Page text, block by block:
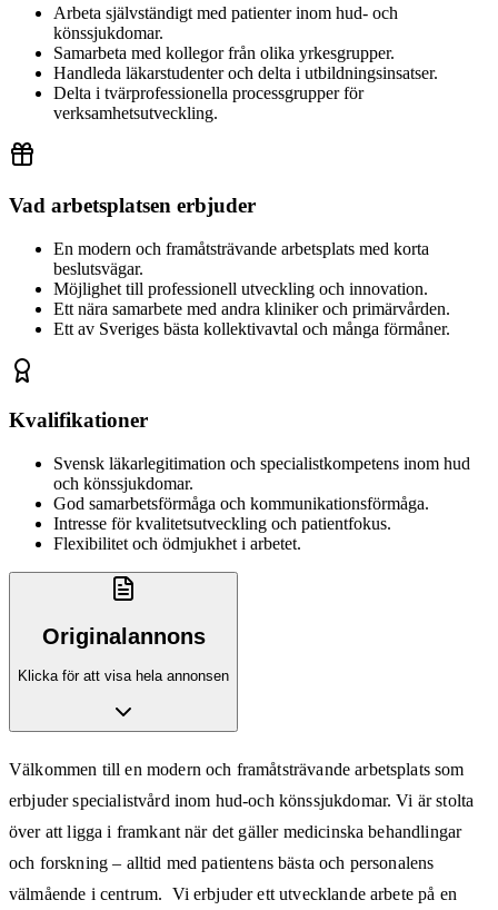
Arbeta självständigt med patienter inom hud- och
könssjukdomar.
Samarbeta med kollegor från olika yrkesgrupper.
Handleda läkarstudenter och delta i utbildningsinsatser.
Delta i tvärprofessionella processgrupper för
verksamhetsutveckling.
Vad arbetsplatsen erbjuder
En modern och framåtsträvande arbetsplats med korta
beslutsvägar.
Möjlighet till professionell utveckling och innovation.
Ett nära samarbete med andra kliniker och primärvården.
Ett av Sveriges bästa kollektivavtal och många förmåner.
Kvalifikationer
Svensk läkarlegitimation och specialistkompetens inom hud
och könssjukdomar.
God samarbetsförmåga och kommunikationsförmåga.
Intresse för kvalitetsutveckling och patientfokus.
Flexibilitet och ödmjukhet i arbetet.
Originalannons
Klicka för att visa hela annonsen
Välkommen till en modern och framåtsträvande arbetsplats som
erbjuder specialistvård inom hud-och könssjukdomar. Vi är stolta
över att ligga i framkant när det gäller medicinska behandlingar
och forskning – alltid med patientens bästa och personalens
välmående i centrum. Vi erbjuder ett utvecklande arbete på en